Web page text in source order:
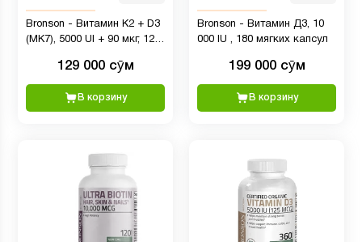
Bronson - Витамин К2 + D3
(МК7), 5000 UI + 90 мкг, 120
129 000 сӯм
В корзину
Bronson - Витамин Д3, 10
000 IU , 180 мягких капсул
199 000 сӯм
В корзину